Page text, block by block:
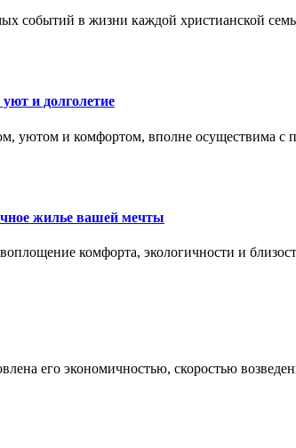
событий в жизни каждой христианской
и долголетие
уютом и комфортом, вполне осуществима с
жилье вашей мечты
комфорта, экологичности и
его экономичностью, скоростью